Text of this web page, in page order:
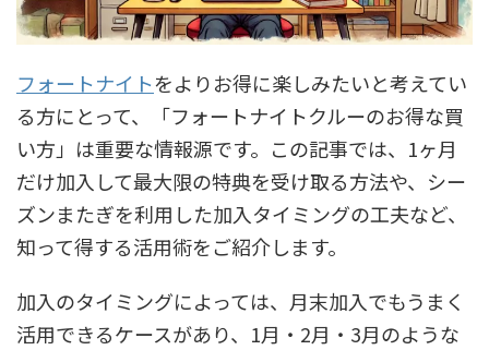
フォートナイトをよりお得に楽しみたいと考えてい
る方にとって、「フォートナイトクルーのお得な買
い方」は重要な情報源です。この記事では、1ヶ月
だけ加入して最大限の特典を受け取る方法や、シー
ズンまたぎを利用した加入タイミングの工夫など、
知って得する活用術をご紹介します。
加入のタイミングによっては、月末加入でもうまく
活用できるケースがあり、1月・2月・3月のような